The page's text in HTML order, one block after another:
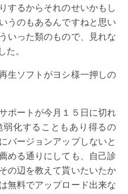
するからそれのせいかもし
うのもあるんですねと思い
いった類のもので、見れな
。
生ソフトがヨシ様一押しの
ポートが今月１５日に切れ
化することもあり得るの
バージョンアップしないと
める通りにしても、自己診
の辺を教えて貰いたいたか
無料でアップロード出来な